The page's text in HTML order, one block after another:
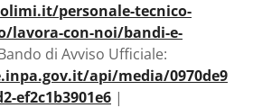
personale-tecnico-
lavora-con-noi/bandi-e-
di Avviso Ufficiale:
api/media/0970de9
ef2c1b3901e6 |